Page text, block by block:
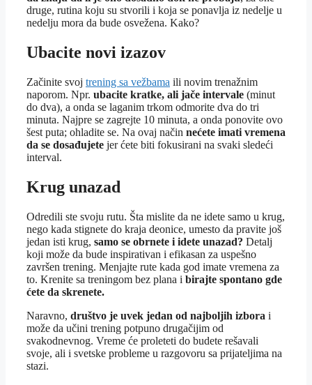
druge, rutina koju su stvorili i koja se ponavlja iz nedelje u
nedelju mora da bude osvežena. Kako?
Ubacite novi izazov
Začinite svoj trening sa vežbama ili novim trenažnim
naporom. Npr. ubacite kratke, ali jače intervale (minut
do dva), a onda se laganim trkom odmorite dva do tri
minuta. Najpre se zagrejte 10 minuta, a onda ponovite ovo
šest puta; ohladite se. Na ovaj način nećete imati vremena
da se dosađujete jer ćete biti fokusirani na svaki sledeći
interval.
Krug unazad
Odredili ste svoju rutu. Šta mislite da ne idete samo u krug,
nego kada stignete do kraja deonice, umesto da pravite još
jedan isti krug, samo se obrnete i idete unazad? Detalj
koji može da bude inspirativan i efikasan za uspešno
završen trening. Menjajte rute kada god imate vremena za
to. Krenite sa treningom bez plana i birajte spontano gde
ćete da skrenete.
Naravno, društvo je uvek jedan od najboljih izbora i
može da učini trening potpuno drugačijim od
svakodnevnog. Vreme će proleteti do budete rešavali
svoje, ali i svetske probleme u razgovoru sa prijateljima na
stazi.